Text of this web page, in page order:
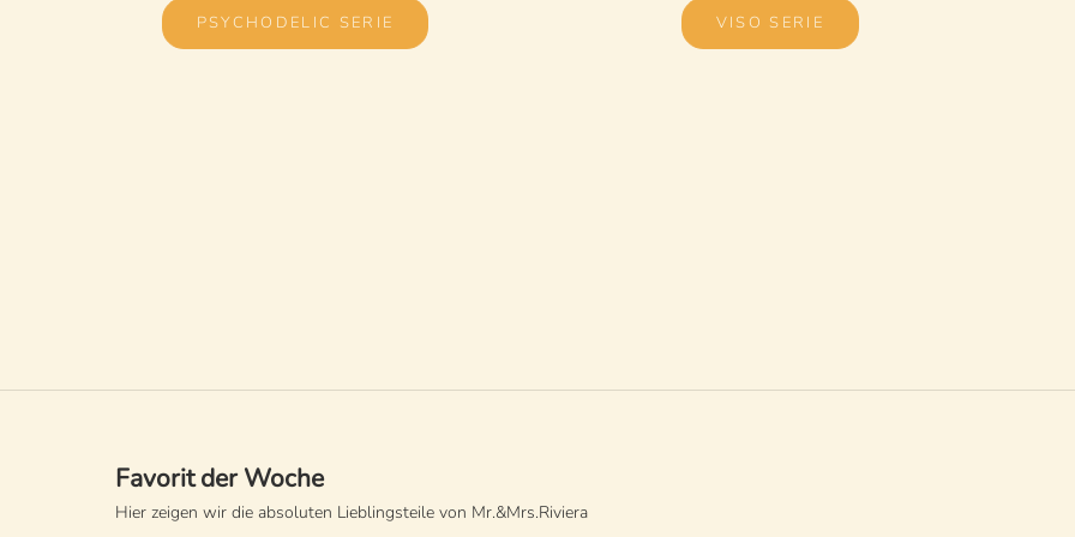
PSYCHODELIC SERIE VISO SERIE
Favorit der Woche
Hier zeigen wir die absoluten Lieblingsteile von Mr.&Mrs.Riviera